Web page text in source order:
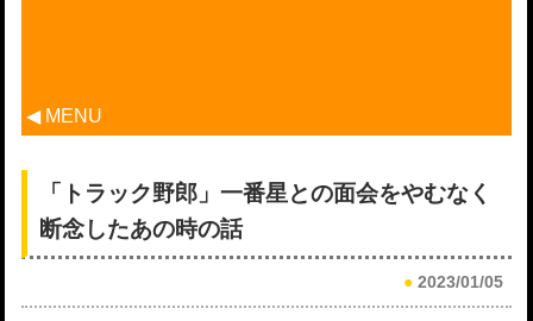
◀ MENU
「トラック野郎」一番星との面会をやむなく
断念したあの時の話
●2023/01/05